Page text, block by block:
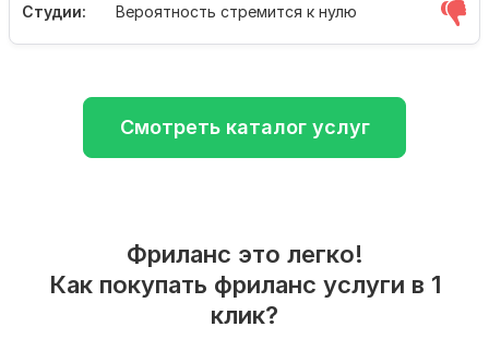
Студии: Вероятность стремится к нулю
Смотреть каталог услуг
Фриланс это легко!
Как покупать фриланс услуги в 1
клик?